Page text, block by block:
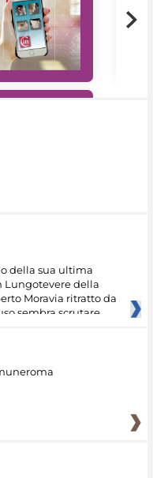
della sua ultima
Lungotevere della
Moravia ritratto da
sembra scrutare